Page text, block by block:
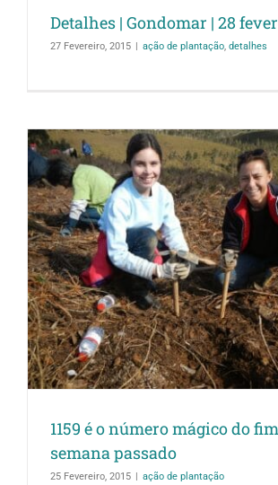
Detalhes | Gondomar | 28
27 Fevereiro, 2015 | ação de plantação, detalhes
1159 é o número mágico do
semana passado
25 Fevereiro, 2015 ação de plantação